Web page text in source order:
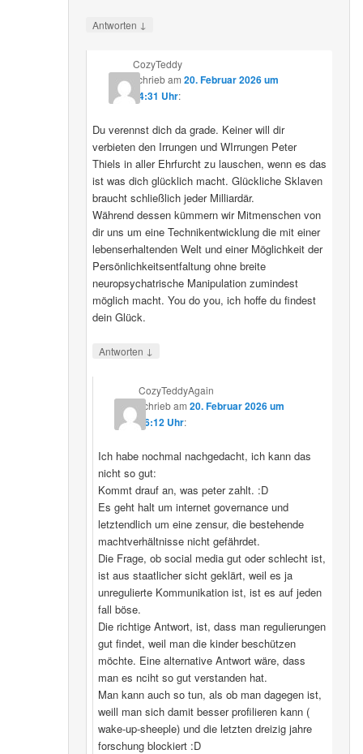
Antworten ↓
CozyTeddy
schriebam 20. Februar 2026 um
14:31 Uhr:
Du verennst dich da grade. Keiner will dir
verbieten den Irrungen und WIrrungen Peter
Thiels in aller Ehrfurcht zu lauschen, wenn es das
ist was dich glücklich macht. Glückliche Sklaven
braucht schließlich jeder Milliardär.
Während dessen kümmern wir Mitmenschen von
dir uns um eine Technikentwicklung die mit einer
lebenserhaltenden Welt und einer Möglichkeit der
Persönlichkeitsentfaltung ohne breite
neuropsychatrische Manipulation zumindest
möglich macht. You do you, ich hoffe du findest
dein Glück.
Antworten ↓
CozyTeddyAgain
schriebam20. Februar 2026 um
16:12 Uhr:
Ich habe nochmal nachgedacht, ich kann das
nicht so gut:
Kommt drauf an, was peter zahlt. :D
Es geht halt um internet governance und
letztendlich um eine zensur, die bestehende
machtverhältnisse nicht gefährdet.
Die Frage, ob social media gut oder schlecht ist,
ist aus staatlicher sicht geklärt, weil es ja
unregulierte Kommunikation ist, ist es auf jeden
fall böse.
Die richtige Antwort, ist, dass man regulierungen
gut findet, weil man die kinder beschützen
möchte. Eine alternative Antwort wäre, dass
man es nciht so gut verstanden hat.
Man kann auch so tun, als ob man dagegen ist,
weill man sich damit besser profilieren kann (
wake-up-sheeple) und die letzten dreizig jahre
forschung blockiert :D